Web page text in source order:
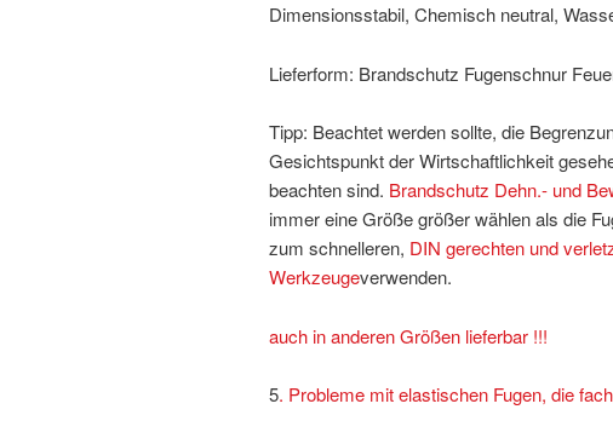
Dimensionsstabil, Chemisch neutral,
Lieferform: Brandschutz Fugenschnur
Tipp: Beachtet werden sollte, die
Gesichtspunkt der Wirtschaftlichkeit
beachten sind. Brandschutz Dehn.- und
immer eine Größe größer wählen als die
zum schnelleren, DIN gerechten und
Werkzeugeverwenden.
auch in anderen Größen lieferbar !!!
5. Probleme mit elastischen Fugen, die